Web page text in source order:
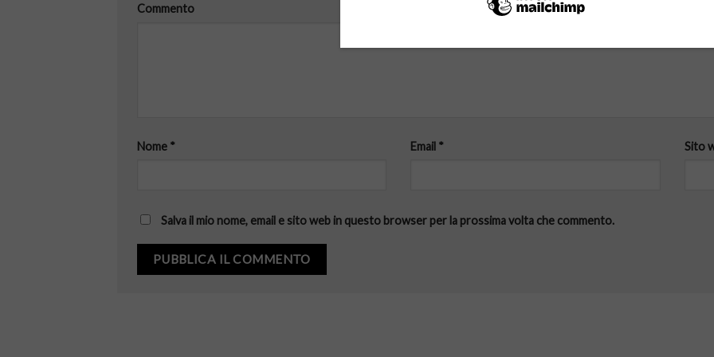
Commento
Nome * Email * Sito
Salva il mio nome, email e sito web in questo browser per la prossima volta che commento.